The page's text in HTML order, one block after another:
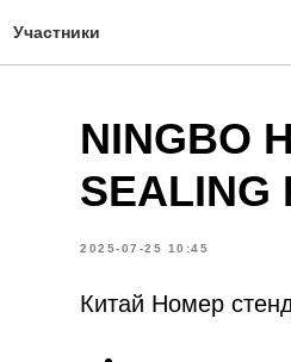
Участники
NINGBO
SEALING
2025-07-25 10:45
Китай Номер